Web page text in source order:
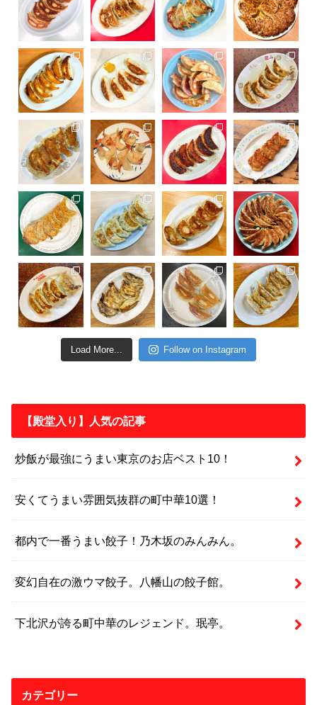
Load More... Follow on Instagram
【殿堂入り】人気の記事
炒飯が最強にうまい東京のお店ベスト10！
安くてうまい雰囲気抜群の町中華10選！
都内で一番うまい餃子！乃木坂のみんみん。
変幻自在の激ウマ餃子。八幡山の餃子館。
下北沢が誇る町中華のレジェンド。珉亭。
カテゴリー